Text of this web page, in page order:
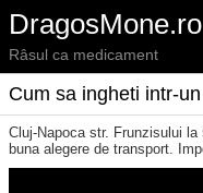
DragosMone.ro
Râsul ca medicament
Cum sa ingheti intr-
Cluj-Napoca str. Frunzisului
buna alegere de transport.